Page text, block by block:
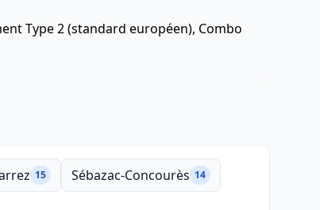
Type 2 (standard européen), Combo
15 Sébazac-Concourès 14